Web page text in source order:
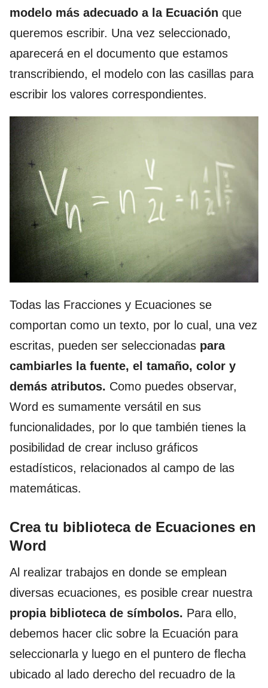
modelo más adecuado a la Ecuación que
queremos escribir. Una vez seleccionado,
aparecerá en el documento que estamos
transcribiendo, el modelo con las casillas para
escribir los valores correspondientes.
Todas las Fracciones y Ecuaciones se
comportan como un texto, por lo cual, una vez
escritas, pueden ser seleccionadas para
cambiarles la fuente, el tamaño, color y
demás atributos. Como puedes observar,
Word es sumamente versátil en sus
funcionalidades, por lo que también tienes la
posibilidad de crear incluso gráficos
estadísticos, relacionados al campo de las
matemáticas.
Crea tu biblioteca de Ecuaciones en
Word
Al realizar trabajos en donde se emplean
diversas ecuaciones, es posible crear nuestra
propia biblioteca de símbolos. Para ello,
debemos hacer clic sobre la Ecuación para
seleccionarla y luego en el puntero de flecha
ubicado al lado derecho del recuadro de la